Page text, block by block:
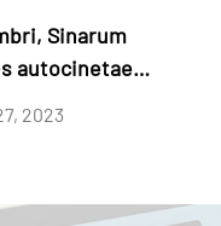
Sinarum
autocinetae
mense in mense
2023